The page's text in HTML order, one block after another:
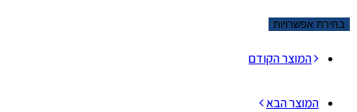
בחירת אפשרויות
המוצר הקודם
המוצר הבא